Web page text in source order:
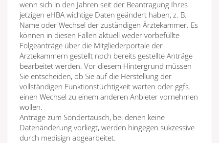
wenn sich in den Jahren seit der Beantragung Ihres
jetzigen eHBA wichtige Daten geändert haben, z. B.
Name oder Wechsel der zuständigen Ärztekammer. Es
können in diesen Fällen aktuell weder vorbefüllte
Folgeanträge über die Mitgliederportale der
Ärztekammern gestellt noch bereits gestellte Anträge
bearbeitet werden. Vor diesem Hintergrund müssen
Sie entscheiden, ob Sie auf die Herstellung der
vollständigen Funktionstüchtigkeit warten oder ggfs.
einen Wechsel zu einem anderen Anbieter vornehmen
wollen.
Anträge zum Sondertausch, bei denen keine
Datenänderung vorliegt, werden hingegen sukzessive
durch medisign abgearbeitet.